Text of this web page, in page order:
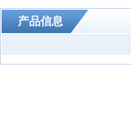
产品信息